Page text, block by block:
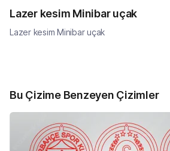
Lazer kesim Minibar uçak
Lazer kesim Minibar uçak
Bu Çizime Benzeyen Çizimler